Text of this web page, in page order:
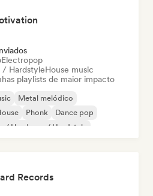
Electropop
/ HardstyleHouse music
playlists de maior impacto
Metal melódico
Phonk
Dance pop
/ Hardcore / Hardstyle
Records